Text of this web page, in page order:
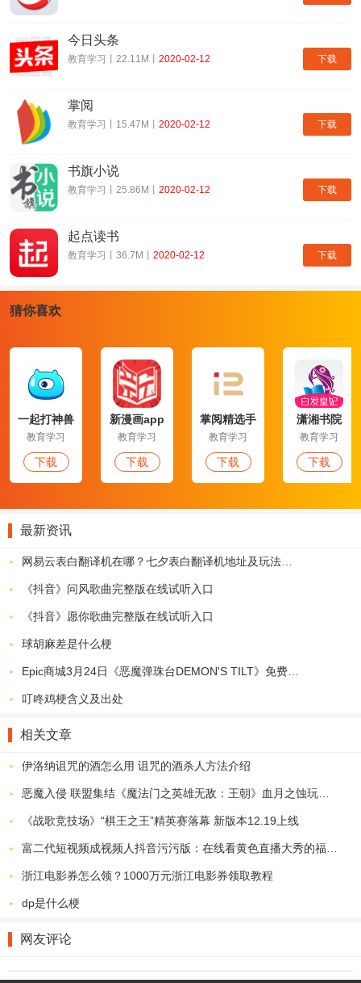
纯纯写作app最新版本软件特色：
1.打造了更加纯粹的写作界面，让你高效的进行文字编辑。
3.系统自动保存，不再担心丢失。
下载
今日头条
教育学习丨22.11M丨 2020-02-12
下载
掌阅
教育学习丨15.47M丨 2020-02-12
下载
书旗小说
教育学习丨25.86M丨 2020-02-12
下载
起点读书
教育学习丨36.7M丨 2020-02-12
猜你喜欢
一起打神兽
app
教育学习
下载
新漫画app
教育学习
下载
掌阅精选手
机版
教育学习
下载
潇湘书院
教育学习
下载
最新资讯
《抖音》问风歌曲完整版在线试听入口
《抖音》愿你歌曲完整版在线试听入口
球胡麻差是什么梗
叮咚鸡梗含义及出处
相关文章
伊洛纳诅咒的酒怎么用 诅咒的酒杀人方法介绍
《战歌竞技场》“棋王之王”精英赛落幕 新版本12.19上线
浙江电影券怎么领？1000万元浙江电影券领取教程
dp是什么梗
网友评论